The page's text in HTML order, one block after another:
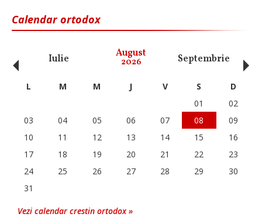
Calendar ortodox
Iulie August
2026 Septembrie
‹ L M M J V S
D
01
02
03
04 05 06 07 08
09
10
11 12 13 14 15
16
17
18 19 20 21 22
23
24
25 26 27 28 29
30
31
Vezi calendar crestin ortodox »